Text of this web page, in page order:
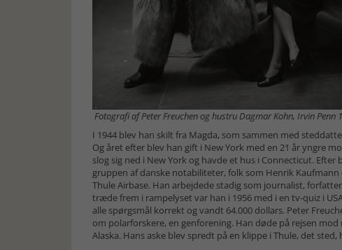
Fotografi af Peter Freuchen og hustru Dagmar Kohn, Irvin Penn
I 1944 blev han skilt fra Magda, som sammen med
Og året efter blev han gift i New York med en 21 år yngre
slog sig ned i New York og havde et hus i Connecticut.
gruppen af danske notabiliteter, folk som Henrik
Thule Airbase. Han arbejdede stadig som journalist,
træde frem i rampelyset var han i 1956 med i en tv-quiz i
alle spørgsmål korrekt og vandt 64.000 dollars. Peter
om polarforskere, en genforening. Han døde på rejsen
Alaska. Hans aske blev spredt på en klippe i Thule, det